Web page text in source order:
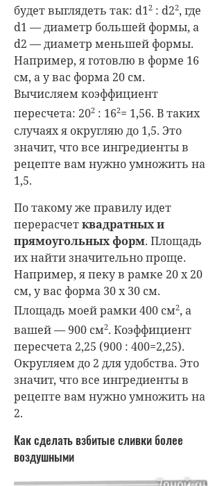
будет выглядеть так: d12 : d22, где
d1 — диаметр большей формы, а
d2 — диаметр меньшей формы.
Например, я готовлю в форме 16
см, а у вас форма 20 см.
Вычисляем коэффициент
пересчета: 202 : 162= 1,56. В таких
случаях я округляю до 1,5. Это
значит, что все ингредиенты в
рецепте вам нужно умножить на
1,5.
По такому же правилу идет
перерасчетквадратных и
прямоугольных форм. Площадь
их найти значительно проще.
Например, я пеку в рамке 20 x 20
см, у вас форма 30 x 30 см.
Площадь моей рамки 400 см2, а
вашей — 900 см2. Коэффициент
пересчета 2,25 (900 : 400=2,25).
Округляем до 2 для удобства. Это
значит, что все ингредиенты в
рецепте вам нужно умножить на
2.
Как сделать взбитые сливки более
воздушными